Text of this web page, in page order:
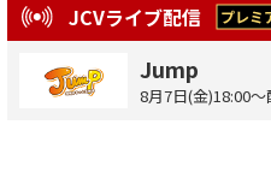
JCVライブ配信
Jump
8月7日(金)18:00～